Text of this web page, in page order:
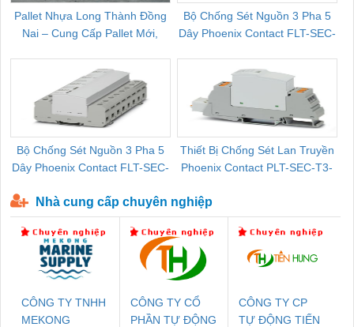
Pallet Nhựa Long Thành Đồng
Nai – Cung Cấp Pallet Mới,
Bộ Chống Sét Nguồn 3 Pha 5
Dây Phoenix Contact FLT-SEC-
Bộ Chống Sét Nguồn 3 Pha 5
Dây Phoenix Contact FLT-SEC-
Thiết Bị Chống Sét Lan Truyền
Phoenix Contact PLT-SEC-T3-
Nhà cung cấp chuyên nghiệp
CÔNG TY TNHH
MEKONG
CÔNG TY CỔ
PHẦN TỰ ĐỘNG
CÔNG TY CP
TỰ ĐỘNG TIẾN